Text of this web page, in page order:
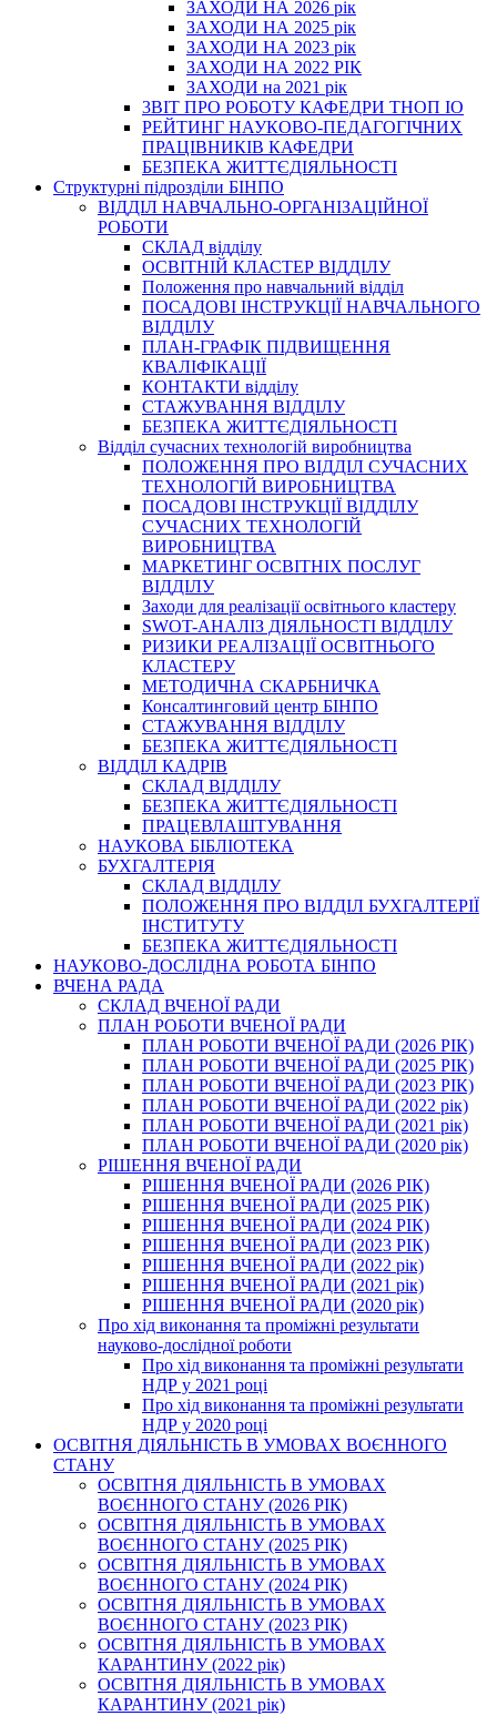
ЗАХОДИ НА 2026 рік
ЗАХОДИ НА 2025 рік
ЗАХОДИ НА 2023 рік
ЗАХОДИ НА 2022 РІК
ЗАХОДИ на 2021 рік
3BIT ПРО РОБОТУ КАФЕДРИ ТНОП ІО
РЕЙТИНГ НАУКОВО-ПЕДАГОГІЧНИХ
ПРАЦІВНИКІВ КАФЕДРИ
БЕЗПЕКА ЖИТТЄДІЯЛЬНОСТІ
Структурні підрозділи БІНПО
ВІДДІЛ НАВЧАЛЬНО-ОРГАНІЗАЦІЙНОЇ
РОБОТИ
СКЛАД відділу
ОСВІТНІЙ КЛАСТЕР ВІДДІЛУ
Положення про навчальний вiддiл
ПОСАДОВІ ІНСТРУКЦІЇ НАВЧАЛЬНОГО
ВІДДІЛУ
ПЛАН-ГРАФІК ПІДВИЩЕННЯ
КВАЛІФІКАЦІЇ
КОНТАКТИ відділу
СТАЖУВАННЯ ВІДДІЛУ
БЕЗПЕКА ЖИТТЄДІЯЛЬНОСТІ
Відділ сучасних технологій виробництва
ПОЛОЖЕННЯ ПРО ВІДДІЛ СУЧАСНИХ
ТЕХНОЛОГІЙ ВИРОБНИЦТВА
ПОСАДОВІ ІНСТРУКЦІЇ ВІДДІЛУ
СУЧАСНИХ ТЕХНОЛОГІЙ
ВИРОБНИЦТВА
МАРКЕТИНГ ОСВІТНІХ ПОСЛУГ
ВІДДІЛУ
Заходи для реалізації освітнього кластеру
SWOT-АНАЛІЗ ДІЯЛЬНОСТІ ВІДДІЛУ
РИЗИКИ РЕАЛІЗАЦІЇ ОСВІТНЬОГО
КЛАСТЕРУ
МЕТОДИЧНА СКАРБНИЧКА
Консалтинговий центр БІНПО
СТАЖУВАННЯ ВІДДІЛУ
БЕЗПЕКА ЖИТТЄДІЯЛЬНОСТІ
ВІДДІЛ КАДРІВ
СКЛАД ВІДДІЛУ
БЕЗПЕКА ЖИТТЄДІЯЛЬНОСТІ
ПРАЦЕВЛАШТУВАННЯ
НАУКОВА БІБЛІОТЕКА
БУХГАЛТЕРІЯ
СКЛАД ВІДДІЛУ
ПОЛОЖЕННЯ ПРО ВІДДІЛ БУХГАЛТЕРІЇ
ІНСТИТУТУ
БЕЗПЕКА ЖИТТЄДІЯЛЬНОСТІ
НАУКОВО-ДОСЛІДНА РОБОТА БІНПО
ВЧЕНА РАДА
СКЛАД ВЧЕНОЇ РАДИ
ПЛАН РОБОТИ ВЧЕНОЇ РАДИ
ПЛАН РОБОТИ ВЧЕНОЇ РАДИ (2026 РІК)
ПЛАН РОБОТИ ВЧЕНОЇ РАДИ (2025 РІК)
ПЛАН РОБОТИ ВЧЕНОЇ РАДИ (2023 РІК)
ПЛАН РОБОТИ ВЧЕНОЇ РАДИ (2022 рік)
ПЛАН РОБОТИ ВЧЕНОЇ РАДИ (2021 рік)
ПЛАН РОБОТИ ВЧЕНОЇ РАДИ (2020 рік)
РІШЕННЯ ВЧЕНОЇ РАДИ
РІШЕННЯ ВЧЕНОЇ РАДИ (2026 РІК)
РІШЕННЯ ВЧЕНОЇ РАДИ (2025 РІК)
РІШЕННЯ ВЧЕНОЇ РАДИ (2024 РІК)
РІШЕННЯ ВЧЕНОЇ РАДИ (2023 РІК)
РІШЕННЯ ВЧЕНОЇ РАДИ (2022 рік)
РІШЕННЯ ВЧЕНОЇ РАДИ (2021 рік)
РІШЕННЯ ВЧЕНОЇ РАДИ (2020 рік)
Про хід виконання та проміжні результати
науково-дослідної роботи
Про хід виконання та проміжні результати
НДР у 2021 році
Про хід виконання та проміжні результати
НДР у 2020 році
ОСВІТНЯ ДІЯЛЬНІСТЬ В УМОВАХ ВОЄННОГО
СТАНУ
ОСВІТНЯ ДІЯЛЬНІСТЬ В УМОВАХ
ВОЄННОГО СТАНУ (2026 РІК)
ОСВІТНЯ ДІЯЛЬНІСТЬ В УМОВАХ
ВОЄННОГО СТАНУ (2025 РІК)
ОСВІТНЯ ДІЯЛЬНІСТЬ В УМОВАХ
ВОЄННОГО СТАНУ (2024 РІК)
ОСВІТНЯ ДІЯЛЬНІСТЬ В УМОВАХ
ВОЄННОГО СТАНУ (2023 РІК)
ОСВІТНЯ ДІЯЛЬНІСТЬ В УМОВАХ
КАРАНТИНУ (2022 рік)
ОСВІТНЯ ДІЯЛЬНІСТЬ В УМОВАХ
КАРАНТИНУ (2021 рік)